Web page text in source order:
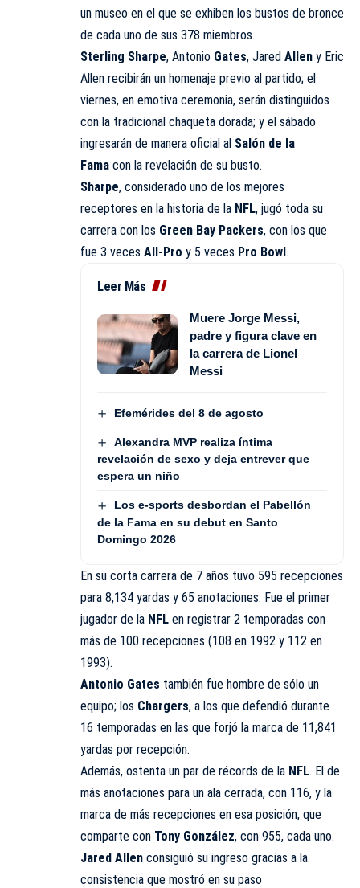
un museo en el que se exhiben los bustos de bronce
de cada uno de sus 378 miembros.
Sterling Sharpe, Antonio Gates, Jared Allen y Eric
Allen recibirán un homenaje previo al partido; el
viernes, en emotiva ceremonia, serán distinguidos
con la tradicional chaqueta dorada; y el sábado
ingresarán de manera oficial al Salón de la
Fama con la revelación de su busto.
Sharpe, considerado uno de los mejores
receptores en la historia de la NFL, jugó toda su
carrera con los Green Bay Packers, con los que
fue 3 veces All-Pro y 5 veces Pro Bowl.
Leer Más
Muere Jorge Messi,
padre y figura clave en
la carrera de Lionel
Messi
Efemérides del 8 de agosto
Alexandra MVP realiza íntima
revelación de sexo y deja entrever que
espera un niño
Los e-sports desbordan el Pabellón
de la Fama en su debut en Santo
Domingo 2026
En su corta carrera de 7 años tuvo 595 recepciones
para 8,134 yardas y 65 anotaciones. Fue el primer
jugador de la NFL en registrar 2 temporadas con
más de 100 recepciones (108 en 1992 y 112 en
1993).
Antonio Gates también fue hombre de sólo un
equipo; los Chargers, a los que defendió durante
16 temporadas en las que forjó la marca de 11,841
yardas por recepción.
Además, ostenta un par de récords de la NFL. El de
más anotaciones para un ala cerrada, con 116, y la
marca de más recepciones en esa posición, que
comparte con Tony González, con 955, cada uno.
Jared Allen consiguió su ingreso gracias a la
consistencia que mostró en su paso